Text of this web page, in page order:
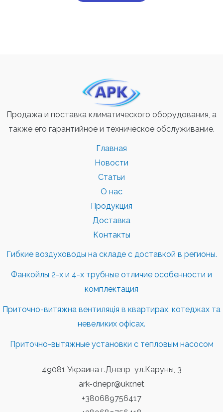
Продажа и поставка климатического оборудования, а
также его гарантийное и техническое обслуживание.
Главная
Новости
Статьи
О нас
Продукция
Доставка
Контакты
Гибкие воздуховоды на складе с доставкой в регионы.
Фанкойлы 2-х и 4-х трубные отличие особенности и
комплектация
Приточно-витяжна вентиляція в квартирах, котеджах та
невеликих офісах.
Приточно-вытяжные установки с тепловым насосом
49081 Украина г.Днепр ул.Каруны, 3
ark-dnepr@ukr.net
+380689756417